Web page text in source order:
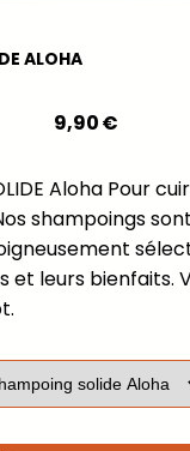
ALOHA
9,90€
Aloha Pour
shampoings
et leurs bienfaits.